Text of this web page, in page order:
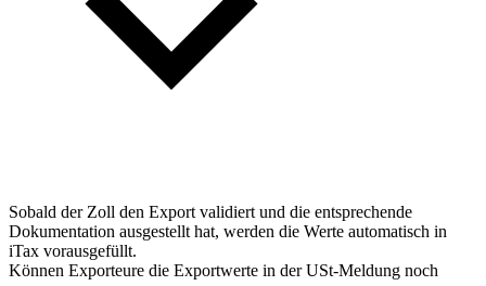
Sobald der Zoll den Export validiert und die entsprechende
Dokumentation ausgestellt hat, werden die Werte automatisch in
iTax vorausgefüllt.
Können Exporteure die Exportwerte in der USt-Meldung noch